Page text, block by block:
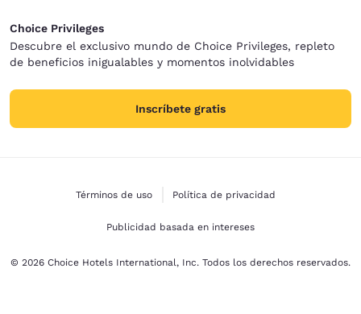
Choice Privileges
Descubre el exclusivo mundo de Choice Privileges, repleto
de beneficios inigualables y momentos inolvidables
Inscríbete gratis
Términos de uso Política de privacidad
Publicidad basada en intereses
© 2026 Choice Hotels International, Inc. Todos los derechos reservados.